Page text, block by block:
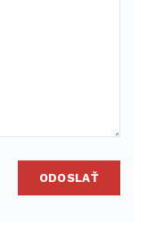
ODOSLAŤ